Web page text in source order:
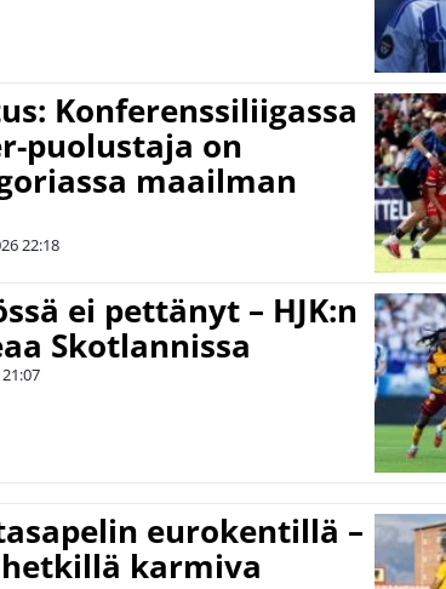
Konferenssiliigassa
puolustaja on
maailman
22:18
ei pettänyt – HJK:n
Skotlannissa
21:07
eurokentillä –
karmiva